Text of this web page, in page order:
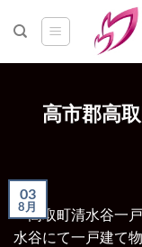
高市郡高
03
8月
水谷にて一戸建て